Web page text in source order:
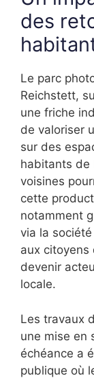
des
Le parc
Reichstett,
une friche
de valoriser
sur des
habitants de
voisines
cette
notamment
via la société
aux citoyens
devenir
locale.
Les travaux
une mise en
échéance a
publique où